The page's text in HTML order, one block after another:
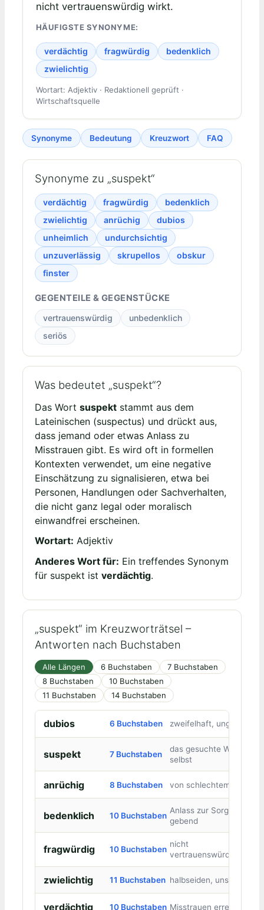
nicht vertrauenswürdig wirkt.
HÄUFIGSTE SYNONYME:
verdächtig fragwürdig
bedenklich
zwielichtig
Wortart: Adjektiv · Redaktionell geprüft ·
Wirtschaftsquelle
Synonyme Bedeutung Kreuzwort FAQ
Synonyme zu „suspekt“
verdächtig fragwürdig
bedenklich
zwielichtig
anrüchig
dubios
unheimlich
undurchsichtig
unzuverlässig
skrupellos
obskur
finster
GEGENTEILE & GEGENSTÜCKE
vertrauenswürdig
unbedenklich
seriös
Was bedeutet „suspekt“?
Das Wort suspekt stammt aus dem
Lateinischen (suspectus) und drückt aus,
dass jemand oder etwas Anlass zu
Misstrauen gibt. Es wird oft in formellen
Kontexten verwendet, um eine negative
Einschätzung zu signalisieren, etwa bei
Personen, Handlungen oder Sachverhalten,
die nicht ganz legal oder moralisch
einwandfrei erscheinen.
Wortart: Adjektiv
Anderes Wort für: Ein treffendes Synonym
für suspekt ist verdächtig.
„suspekt“ im Kreuzworträtsel –
Antworten nach Buchstaben
Alle Längen 6 Buchstaben
7 Buchstaben
8 Buchstaben
10 Buchstaben
11 Buchstaben
14 Buchstaben
dubios 6 Buchstaben zweifelhaft, ungewiss
suspekt 7 Buchstaben
das gesuchte Wort
selbst
anrüchig 8 Buchstaben von schlechtem Ruf
bedenklich 10 Buchstaben
Anlass zur Sorge
gebend
fragwürdig 10 Buchstaben
nicht
vertrauenswürdig
zwielichtig 11 Buchstaben halbseiden, unseriös
verdächtig 10 Buchstaben Misstrauen erregend